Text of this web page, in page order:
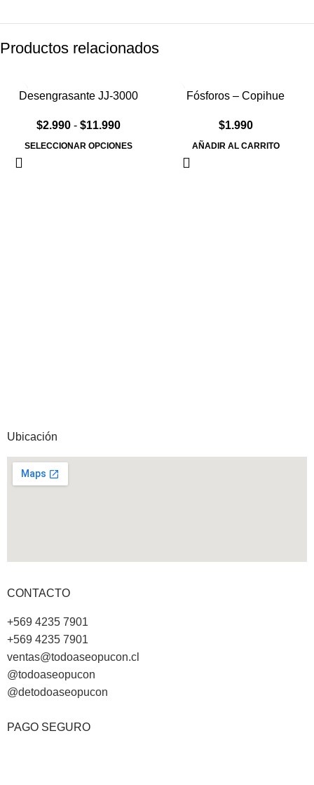
Productos relacionados
Desengrasante JJ-3000
$2.990 - $11.990
SELECCIONAR OPCIONES
Fósforos – Copihue
$1.990
AÑADIR AL CARRITO
Ubicación
CONTACTO
+569 4235 7901
+569 4235 7901
ventas@todoaseopucon.cl
@todoaseopucon
@detodoaseopucon
PAGO SEGURO